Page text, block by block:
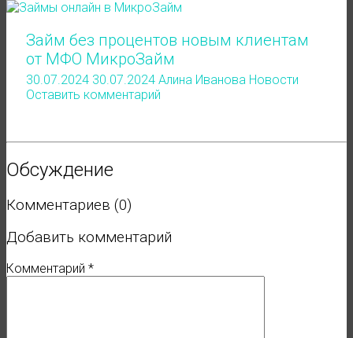
Займ без процентов новым клиентам
от МФО МикроЗайм
30.07.2024 30.07.2024 Алина Иванова Новости
Оставить комментарий
Обсуждение
Комментариев (0)
Добавить комментарий
Комментарий *